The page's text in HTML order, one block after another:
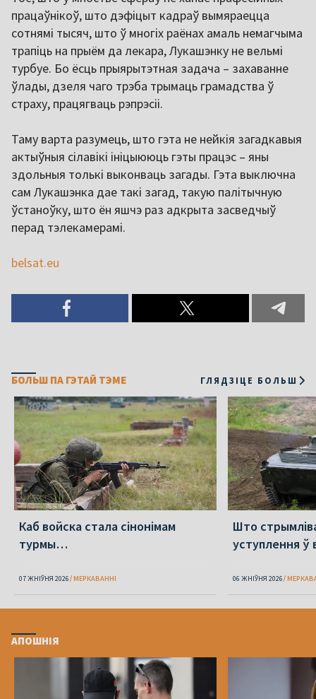
працаўнікоў, што дэфіцыт кадраў вымяраецца
сотнямі тысяч, што ў многіх раёнах амаль немагчыма
трапіць на прыём да лекара, Лукашэнку не вельмі
турбуе. Бо ёсць прыярытэтная задача – захаванне
ўлады, дзеля чаго трэба трымаць грамадства ў
страху, працягваць рэпрэсіі.
Таму варта разумець, што гэта не нейкія загадкавыя
актыўныя сілавікі ініцыююць гэты працэс – яны
здольныя толькі выконваць загады. Гэта выключна
сам Лукашэнка дае такі загад, такую палітычную
ўстаноўку, што ён яшчэ раз адкрыта засведчыў
перад тэлекамерамі.
belsat.eu
БОЛЬШ ПА ГЭТАЙ ТЭМЕ ГЛЯДЗІЦЕ БОЛЬШ
Каб войска стала сінонімам
турмы…
07 ЖНІЎНЯ 2026 МЕРКАВАННI
Што
уступлення ў
06 ЖНІЎНЯ 2026
АПОШНІЯ